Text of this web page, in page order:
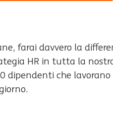
farai davvero la
HR in tutta la
dipendenti che